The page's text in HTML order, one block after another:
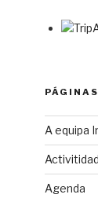
PÁGINAS
A equipa
Agenda